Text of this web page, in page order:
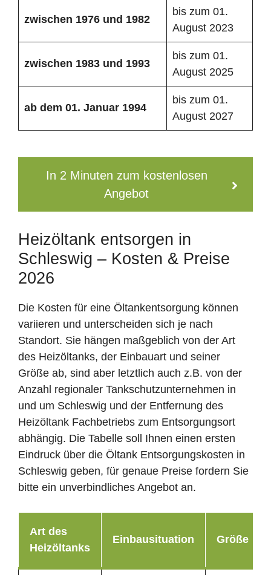
zwischen 1976 und 1982
bis zum 01.
August 2023
zwischen 1983 und 1993
bis zum 01.
August 2025
ab dem 01. Januar 1994
bis zum 01.
August 2027
In 2 Minuten zum kostenlosen
Angebot
Heizöltank entsorgen in
Schleswig – Kosten & Preise
2026
Die Kosten für eine Öltankentsorgung können
variieren und unterscheiden sich je nach
Standort. Sie hängen maßgeblich von der Art
des Heizöltanks, der Einbauart und seiner
Größe ab, sind aber letztlich auch z.B. von der
Anzahl regionaler Tankschutzunternehmen in
und um Schleswig und der Entfernung des
Heizöltank Fachbetriebs zum Entsorgungsort
abhängig. Die Tabelle soll Ihnen einen ersten
Eindruck über die Öltank Entsorgungskosten in
Schleswig geben, für genaue Preise fordern Sie
bitte ein unverbindliches Angebot an.
Art des
Heizöltanks
Einbausituation Größe